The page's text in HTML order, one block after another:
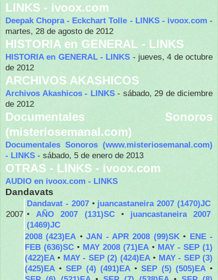
LINKS - ivoox.com
Deepak Chopra - Eckchart Tolle - LINKS - ivoox.com -
martes, 28 de agosto de 2012
HISTORIA en GENERAL - LINKS
HISTORIA en GENERAL - LINKS - jueves, 4 de octubre
de 2012
ARCHIVOS AKASHICOS
Archivos Akashicos - LINKS- sábado, 29 de diciembre
de 2012
Documentales Sonoros
(misteriosemanal.com)
Documentales Sonoros (www.misteriosemanal.com)
- LINKS - sábado, 5 de enero de 2013
OTRAS - LINKS - ivoox.com
AUDIO en ivoox.com - LINKS
Dandavats
2007
Dandavat - 2007• juancastaneira 2007 (1470)JC
•AÑO 2007 (131)SC• juancastaneira 2007
(1469)JC
2008 (423)EA •JAN - APR 2008 (99)SK• ENE -
FEB (636)SC • MAY 2008 (71)EA • MAY - SEP (1)
(422)EA • MAY - SEP (2) (424)EA• MAY - SEP (3)
(425)EA •SEP (4) (491)EA•SEP (5) (505)EA•